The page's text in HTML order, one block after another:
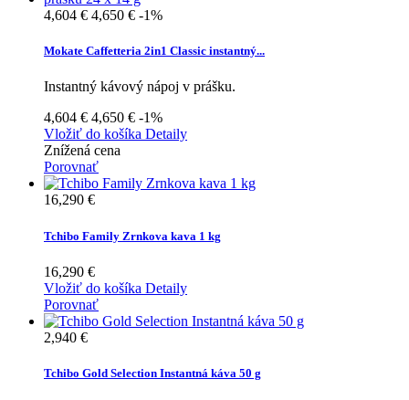
4,604 € 4,650 € -1%
Mokate Caffetteria 2in1 Classic instantný...
Instantný kávový nápoj v prášku.
4,604 € 4,650 € -1%
Vložiť do košíka Detaily
Znížená cena
Porovnať
16,290 €
Tchibo Family Zrnkova kava 1 kg
16,290 €
Vložiť do košíka Detaily
Porovnať
2,940 €
Tchibo Gold Selection Instantná káva 50 g